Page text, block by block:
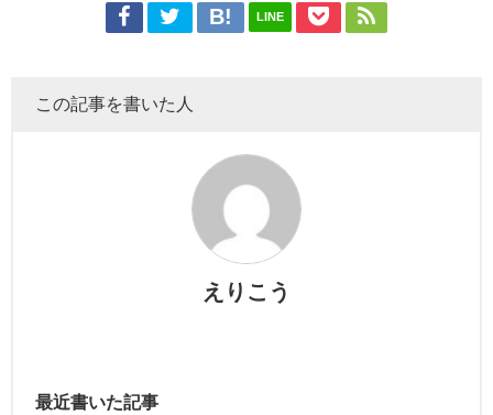
LINE
この記事を書いた人
えりこう
最近書いた記事